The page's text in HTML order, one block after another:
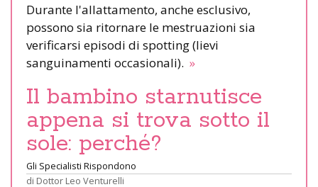
Durante l'allattamento, anche esclusivo,
possono sia ritornare le mestruazioni sia
verificarsi episodi di spotting (lievi
sanguinamenti occasionali). »
Il bambino starnutisce
appena si trova sotto il
sole: perché?
Gli Specialisti Rispondono
di Dottor Leo Venturelli